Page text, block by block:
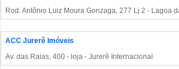
Rod. Antônio Luiz Moura Gonzaga, 277 Lj 2 - Lagoa
ACC Jurerê Imóveis
Av. das Raias, 400 - loja - Jurerê Internacional